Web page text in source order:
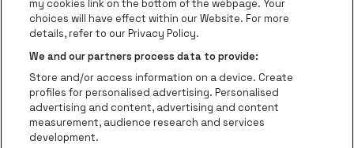
Visitez le site de Coca-Cola
Visitez le site de Red Bull
Visitez le
Visitez le site de Champagne
Visitez le site de Croky
Be•at Business fait partie debe•at
Be-At Venues
Schijnpoortweg 119, 2170 Anvers
VAT (BE) 0461.051.688 - RPR Anvers
BNP Paribas Fortis - IBAN: BE93 2200 4925 0067 - BIC:
my cookies link on the bottom of the webpage. Your
choices will have effect within our Website. For more
details, refer to our Privacy Policy.
We and our partners process data to provide:
Store and/or access information on a device. Create
profiles for personalised advertising. Personalised
advertising and content, advertising and content
measurement, audience research and services
development.